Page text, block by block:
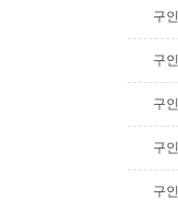
구인
구인
구인
구인
구인